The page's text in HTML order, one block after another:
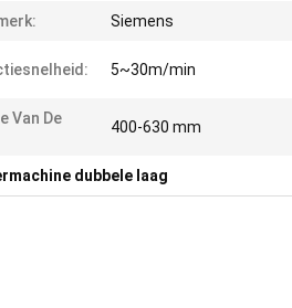
Siemens
5~30m/min
Van De
400-630 mm
dubbele laag